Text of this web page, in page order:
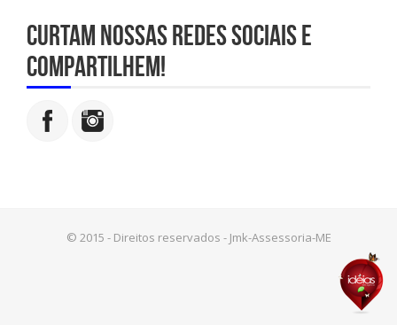
Curtam nossas redes sociais e
compartilhem!
© 2015 - Direitos reservados - Jmk-Assessoria-ME